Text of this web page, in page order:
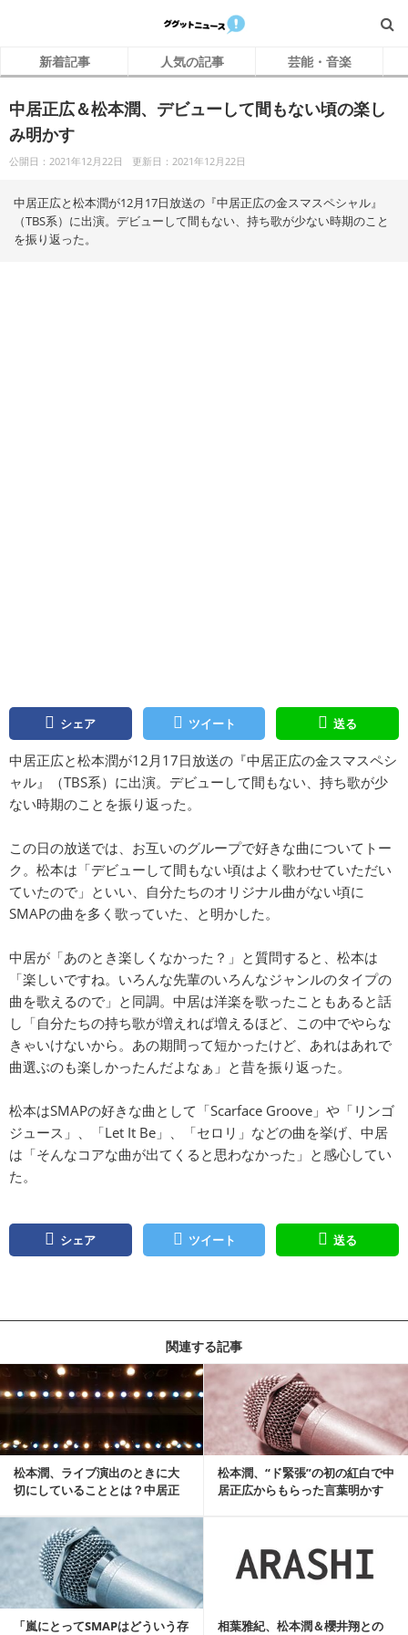
新着記事 人気の記事 芸能・音楽
中居正広＆松本潤、デビューして間もない頃の楽し
み明かす
公開日：2021年12月22日 更新日：2021年12月22日
中居正広と松本潤が12月17日放送の『中居正広の金スマスペシャル』
（TBS系）に出演。デビューして間もない、持ち歌が少ない時期のこと
を振り返った。
シェア ツイート 送る
中居正広と松本潤が12月17日放送の『中居正広の金スマスペシ
ャル』（TBS系）に出演。デビューして間もない、持ち歌が少
ない時期のことを振り返った。
この日の放送では、お互いのグループで好きな曲についてトー
ク。松本は「デビューして間もない頃はよく歌わせていただい
ていたので」といい、自分たちのオリジナル曲がない頃に
SMAPの曲を多く歌っていた、と明かした。
中居が「あのとき楽しくなかった？」と質問すると、松本は
「楽しいですね。いろんな先輩のいろんなジャンルのタイプの
曲を歌えるので」と同調。中居は洋楽を歌ったこともあると話
し「自分たちの持ち歌が増えれば増えるほど、この中でやらな
きゃいけないから。あの期間って短かったけど、あれはあれで
曲選ぶのも楽しかったんだよなぁ」と昔を振り返った。
松本はSMAPの好きな曲として「Scarface Groove」や「リンゴ
ジュース」、「Let It Be」、「セロリ」などの曲を挙げ、中居
は「そんなコアな曲が出てくると思わなかった」と感心してい
た。
シェア ツイート 送る
関連する記事
松本潤、ライブ演出のときに大
切にしていることとは？中居正
松本潤、“ド緊張”の初の紅白で中
居正広からもらった言葉明かす
記事を読む
「嵐にとってSMAPはどういう存 相葉雅紀、松本潤＆櫻井翔との
記事を読む